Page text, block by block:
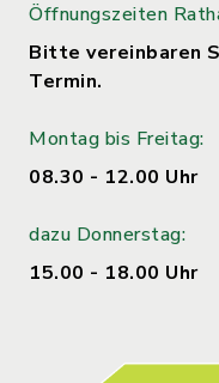
Öffnungszeiten
Bitte vereinbaren
Termin.
Montag bis Freitag:
08.30 - 12.00 Uhr
dazu Donnerstag:
15.00 - 18.00 Uhr